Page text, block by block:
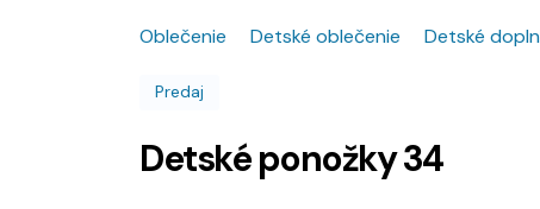
Oblečenie Detské oblečenie Detské
Predaj
Detské ponožky 34